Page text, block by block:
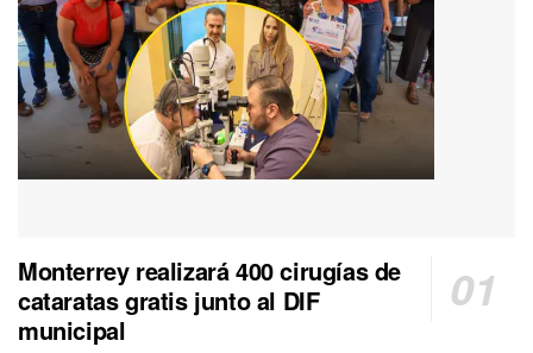
Monterrey realizará 400 cirugías de
cataratas gratis junto al DIF
municipal